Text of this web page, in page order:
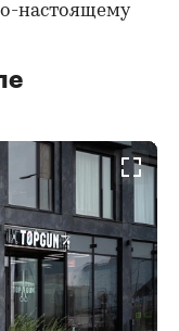
настоящему